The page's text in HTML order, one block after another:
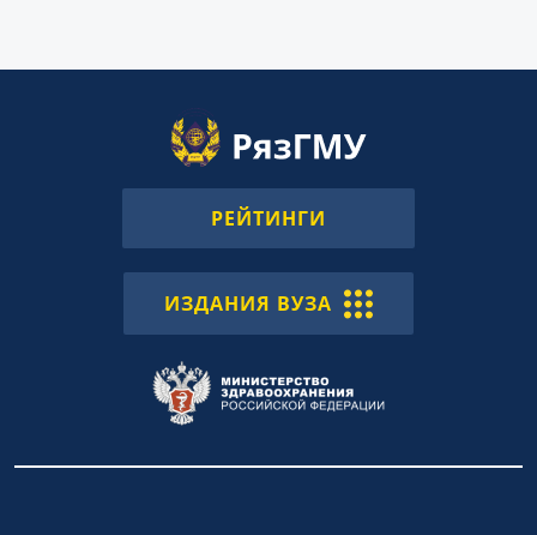
РЕЙТИНГИ
ИЗДАНИЯ ВУЗА